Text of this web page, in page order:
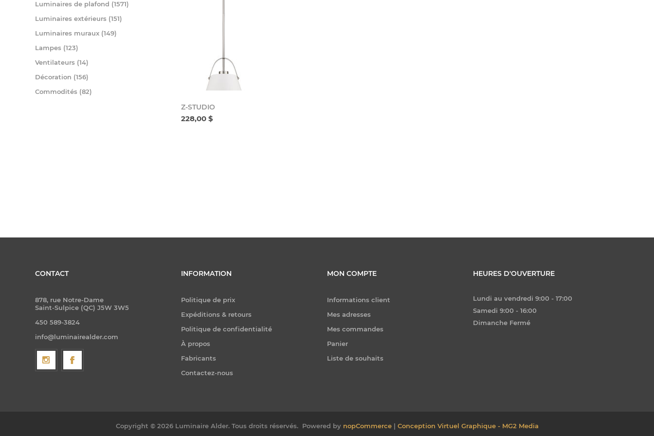
Z-STUDIO
228,00 $
Luminaires de plafond (1571)
Luminaires extérieurs (151)
Luminaires muraux (149)
Lampes (123)
Ventilateurs (14)
Décoration (156)
Commodités (82)
CONTACT
878, rue Notre-Dame
Saint-Sulpice (QC) J5W 3W5
450 589-3824
info@luminairealder.com
INFORMATION
Politique de prix
Expéditions & retours
Politique de confidentialité
À propos
Fabricants
Contactez-nous
MON COMPTE
Informations client
Mes adresses
Mes commandes
Panier
Liste de souhaits
HEURES D'OUVERTURE
Lundi au vendredi 9:00 - 17:00
Samedi 9:00 - 16:00
Dimanche Fermé
Copyright © 2026 Luminaire Alder. Tous droits réservés.Powered by nopCommerce| Conception Virtuel Graphique - MG2 Media